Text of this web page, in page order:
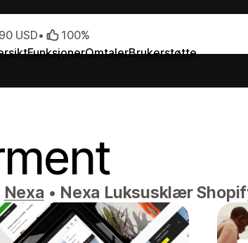
FunksjonerOmtalerBrukerstøtte
USD• 100%
Nexa • Nexa Luksusklær